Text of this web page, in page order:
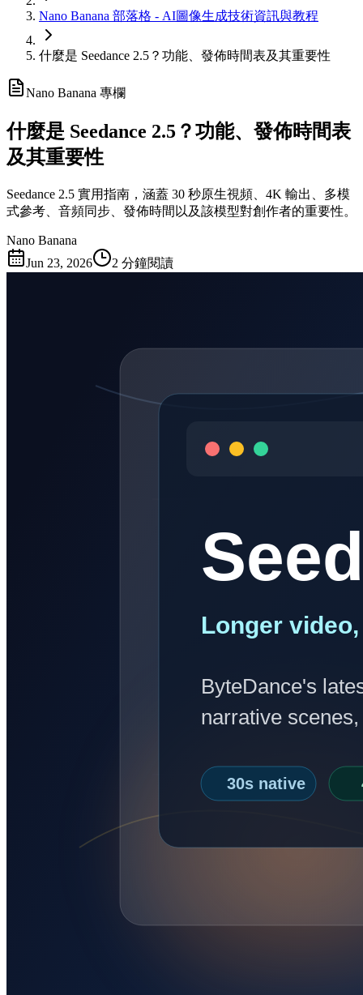
Nano Banana 部落格 - AI圖像生成技術資訊與教程
什麼是 Seedance 2.5？功能、發佈時間表及其重要性
Nano Banana 專欄
什麼是 Seedance 2.5？功能、發佈時間表
及其重要性
Seedance 2.5 實用指南，涵蓋 30 秒原生視頻、4K 輸出、多模
式參考、音頻同步、發佈時間以及該模型對創作者的重要性。
Nano Banana
Jun 23, 2026
2 分鐘閱讀